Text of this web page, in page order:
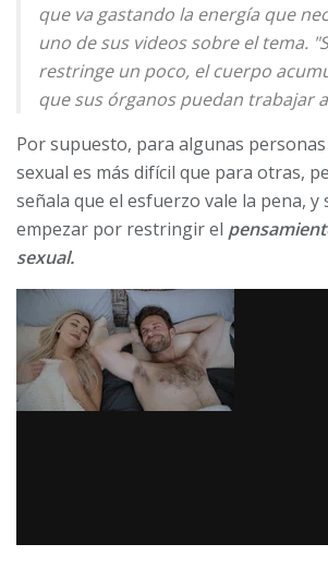
que va gastando la energía que
uno de sus videos sobre el tema.
restringe un poco, el cuerpo
que sus órganos puedan trabajar
Por supuesto, para algunas
sexual es más difícil que para otras,
señala que el esfuerzo vale la pena, y
empezar por restringir el
sexual.